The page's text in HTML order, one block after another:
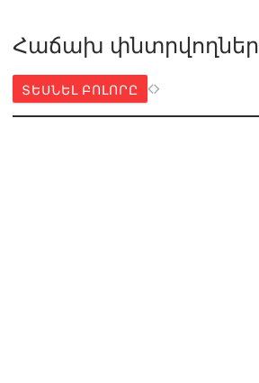
Հաճախ փնտրվողներ
ՏԵՍՆԵԼ ԲՈԼՈՐԸ